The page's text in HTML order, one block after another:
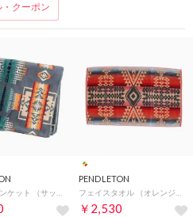
・クーポン
PENDLETON
￥2,530